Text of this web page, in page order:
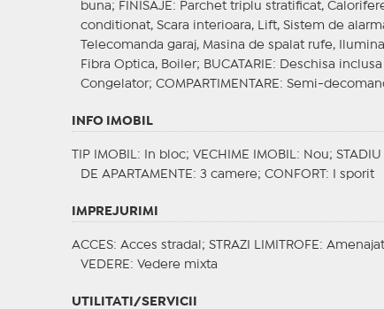
buna; FINISAJE : Parchet triplu stratificat,
conditionat, Scara interioara, Lift, Sistem de
Telecomanda garaj, Masina de spalat rufe,
Fibra Optica, Boiler; BUCATARIE : Deschisa
Congelator; COMPARTIMENTARE : Semi-
INFO IMOBIL
TIP IMOBIL : In bloc; VECHIME IMOBIL : Nou; STADIU
DE APARTAMENTE : 3 camere; CONFORT : I sporit
IMPREJURIMI
ACCES: Acces stradal; STRAZI LIMITROFE :
VEDERE : Vedere mixta
UTILITATI/SERVICII